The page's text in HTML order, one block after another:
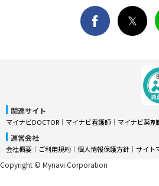
関連サイト
マイナビDOCTOR │ マイナビ看護師 │ マイナビ薬剤
運営会社
会社概要 │ ご利用規約 │ 個人情報保護方針 │ サイト
Copyright © Mynavi Corporation